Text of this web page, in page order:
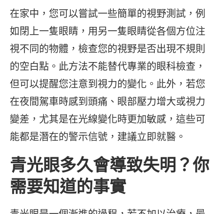
在家中，您可以嘗試一些簡單的視野測試，例
如閉上一隻眼睛，用另一隻眼睛從各個方位注
視不同的物體，檢查您的視野是否出現不規則
的空白點。此方法不能替代專業的眼科檢查，
但可以提醒您注意到視力的變化。此外，若您
在夜間駕車時感到頭痛、眼部壓力增大或視力
變差，尤其是在光線變化時更加敏感，這些可
能都是潛在的警示信號，建議立即就醫。
青光眼多久會導致失明？你
需要知道的事實